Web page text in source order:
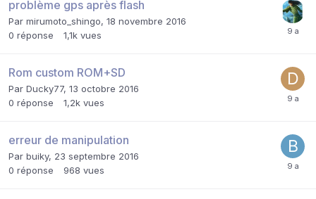
problème gps après flash
Par mirumoto_shingo, 18 novembre 2016
0 réponse 1,1k vues
Rom custom ROM+SD
Par Ducky77, 13 octobre 2016
0 réponse 1,2k vues
erreur de manipulation
Par buiky, 23 septembre 2016
0 réponse 968 vues